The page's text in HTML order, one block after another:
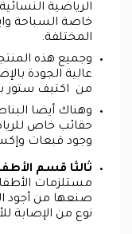
الرياضية
خاصة السباحة
المختلفة.
وجميع هذه
عالية الجودة
من اكتيف ستور
وهناك أيضا
حقائب خاص
وجود قبعات
ثالثا قسم
مستلزمات
صنعها من أجود
نوع من الإصابة